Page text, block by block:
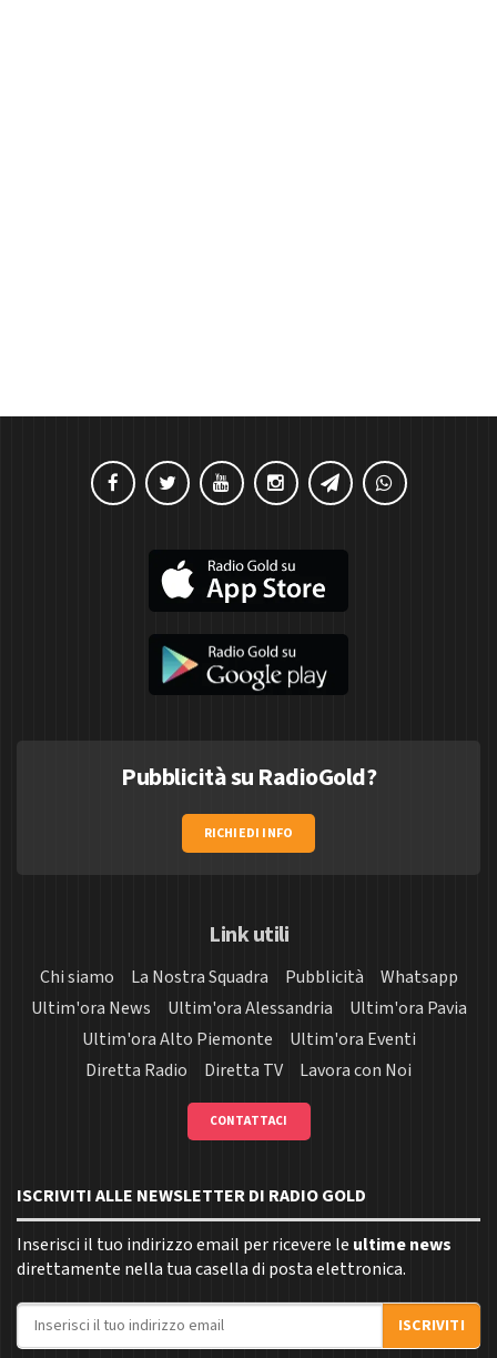
Pubblicità su RadioGold?
RICHIEDI INFO
Link utili
Chi siamo La Nostra Squadra Pubblicità
Whatsapp
Ultim'ora News
Ultim'ora Alessandria
Ultim'ora Pavia
Ultim'ora Alto Piemonte
Ultim'ora Eventi
Diretta Radio
Diretta TV Lavora con Noi
CONTATTACI
ISCRIVITI ALLE NEWSLETTER DI RADIO GOLD
Inserisci il tuo indirizzo email per ricevere le ultime news
direttamente nella tua casella di posta elettronica.
Indirizzo email
ISCRIVITI